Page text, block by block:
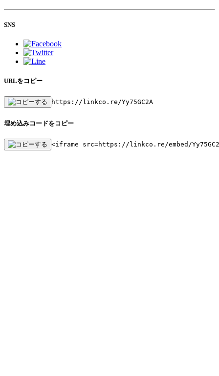
SNS
URLをコピー
https://linkco.re/Yy75GC2A
埋め込みコードをコピー
<iframe src=https://linkco.re/embed/